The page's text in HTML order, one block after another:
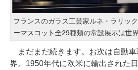
フランスのガラス工芸家ルネ・ラリッ
ーマスコット全29種類の常設展示は世
まだまだ続きます。お次は自動車
界。1950年代に欧米に輸出された